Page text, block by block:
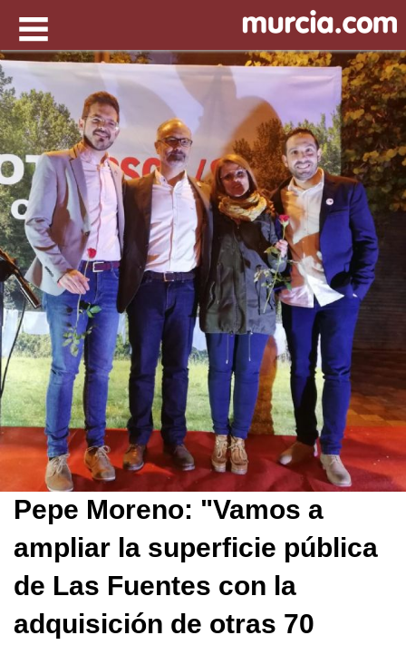
Pepe Moreno: "Vamos a
ampliar la superficie pública
de Las Fuentes con la
adquisición de otras 70